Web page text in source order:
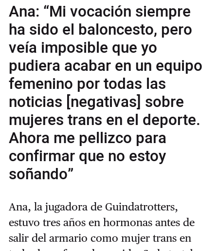
Ana: “Mi vocación siempre
ha sido el baloncesto, pero
veía imposible que yo
pudiera acabar en un equipo
femenino por todas las
noticias [negativas] sobre
mujeres trans en el deporte.
Ahora me pellizco para
confirmar que no estoy
soñando”
Ana, la jugadora de Guindatrotters,
estuvo tres años en hormonas antes de
salir del armario como mujer trans en